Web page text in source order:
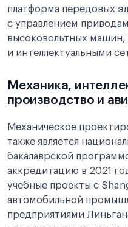
платформа передовых
с управлением
высоковольтных
и интеллектуальными
Механика,
производство и
Механическое
также является
бакалаврской
аккредитацию в 2021
учебные проекты с
автомобильной
предприятиями